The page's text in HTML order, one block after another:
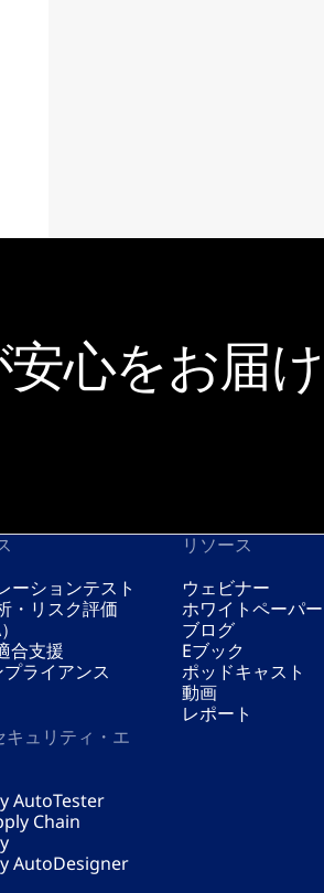
心をお届け
ーションテスト
・リスク評価
合支援
ライアンス
キュリティ・エ
AutoTester
Chain
AutoDesigner
リソース
ウェビナー
ホワイトペーパー
ブログ
Eブック
ポッドキャスト
動画
レポート